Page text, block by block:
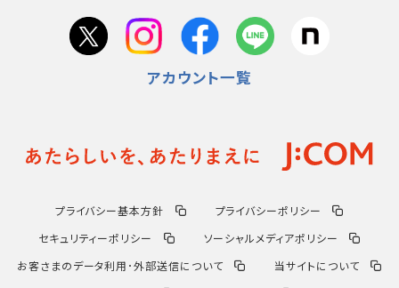
アカウント一覧
プライバシー基本方針
プライバシーポリシー
セキュリティーポリシー
ソーシャルメディアポリシー
お客さまのデータ利用･外部送信について
当サイトについて